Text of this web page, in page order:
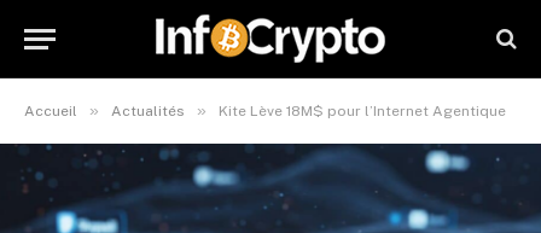
Accueil » Actualités » Kite Lève 18M$ pour l’Internet Agentique